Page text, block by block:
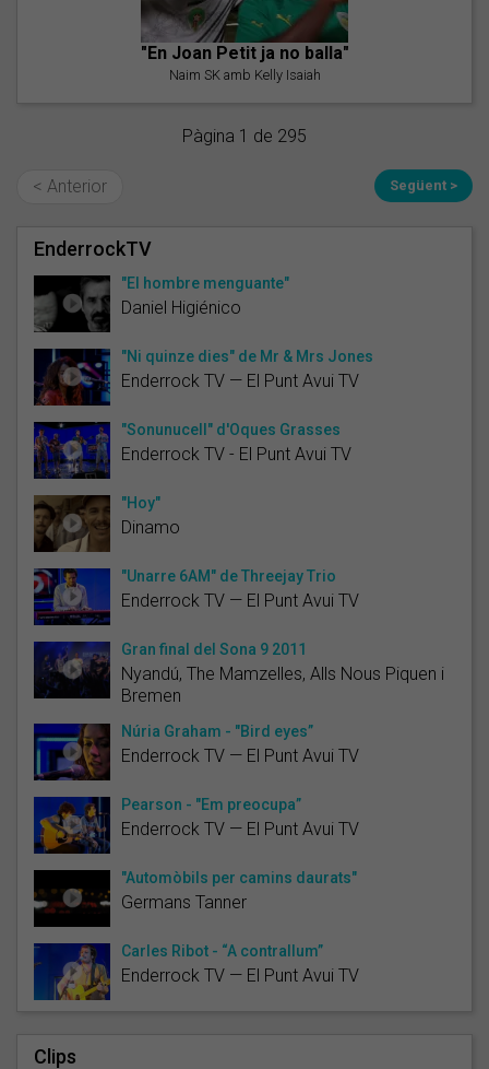
"En Joan Petit ja no balla"
Naim SK amb Kelly Isaiah
Pàgina 1 de 295
< Anterior Següent >
EnderrockTV
"El hombre menguante"
Daniel Higiénico
"Ni quinze dies" de Mr & Mrs Jones
Enderrock TV — El Punt Avui TV
"Sonunucell" d'Oques Grasses
Enderrock TV - El Punt Avui TV
"Hoy"
Dinamo
"Unarre 6AM" de Threejay Trio
Enderrock TV — El Punt Avui TV
Gran final del Sona 9 2011
Nyandú, The Mamzelles, Alls Nous Piquen i
Bremen
Núria Graham - "Bird eyes”
Enderrock TV — El Punt Avui TV
Pearson - "Em preocupa”
Enderrock TV — El Punt Avui TV
"Automòbils per camins daurats"
Germans Tanner
Carles Ribot - “A contrallum”
Enderrock TV — El Punt Avui TV
Clips